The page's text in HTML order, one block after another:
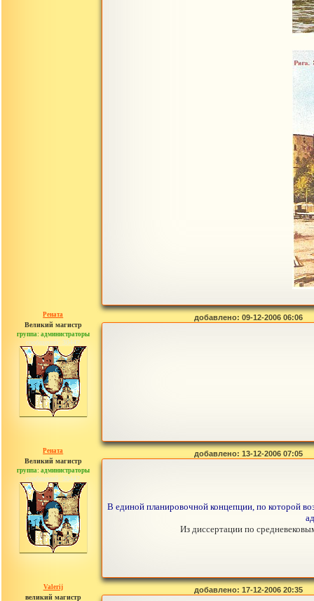
Рената
Великий магистр
группа: администраторы
сообщений: 30442
добавлено: 09-12-2006 06:06
Рената
Великий магистр
группа: администраторы
сообщений: 30442
добавлено: 13-12-2006 07:05
В единой планировочной концепции, по которой
Из диссертации по
Valerij
великий магистр
добавлено: 17-12-2006 20:35